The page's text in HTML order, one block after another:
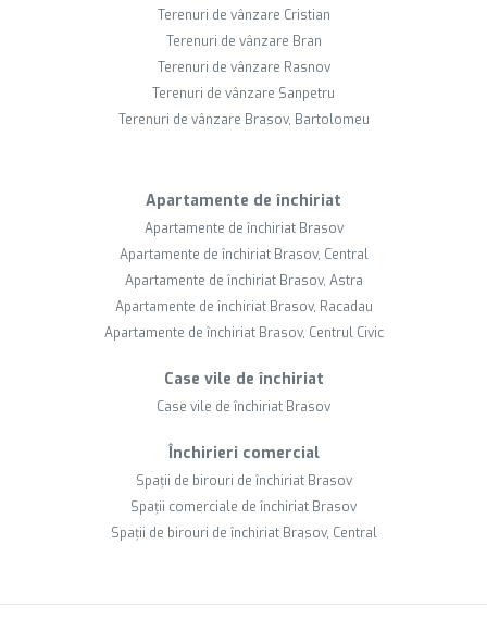
Terenuri de vânzare Cristian
Terenuri de vânzare Bran
Terenuri de vânzare Rasnov
Terenuri de vânzare Sanpetru
Terenuri de vânzare Brasov, Bartolomeu
Apartamente de închiriat
Apartamente de închiriat Brasov
Apartamente de închiriat Brasov, Central
Apartamente de închiriat Brasov, Astra
Apartamente de închiriat Brasov, Racadau
Apartamente de închiriat Brasov, Centrul Civic
Case vile de închiriat
Case vile de închiriat Brasov
Închirieri comercial
Spații de birouri de închiriat Brasov
Spații comerciale de închiriat Brasov
Spații de birouri de închiriat Brasov, Central